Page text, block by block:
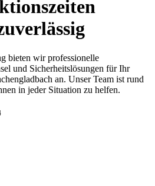
bieten wir professionelle
und Sicherheitslösungen für Ihr
an. Unser Team ist rund
in jeder Situation zu helfen.